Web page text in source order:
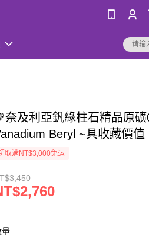
奈及利亞釩綠柱石精品原
Beryl ~具收藏價值
取满NT$3,000免运
量